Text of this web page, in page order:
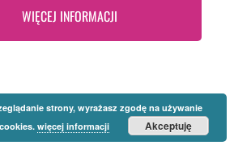
WIĘCEJ INFORMACJI
strony, wyrażasz zgodę na używanie
więcej informacji Akceptuję